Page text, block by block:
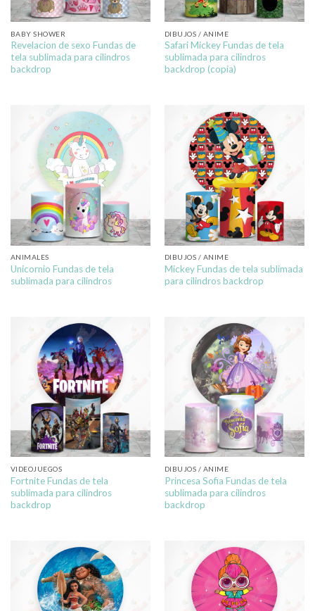
BABY SHOWER
Revelacion de sexo Fundas de
tela sublimada para cilindros
backdrop
DIBUJOS / ANIME
Safari Mickey Fundas de tela
sublimada para cilindros
backdrop (copia)
ANIMALES
Unicornio Fundas de tela
sublimada para cilindros
DIBUJOS / ANIME
Mickey Fundas de tela sublimada
para cilindros backdrop
VIDEOJUEGOS
Fortnite Fundas de tela
sublimada para cilindros
backdrop
DIBUJOS / ANIME
Princesa Sofia Fundas de tela
sublimada para cilindros
backdrop